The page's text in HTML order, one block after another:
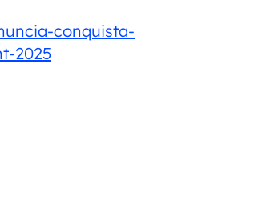
conquista-
2025